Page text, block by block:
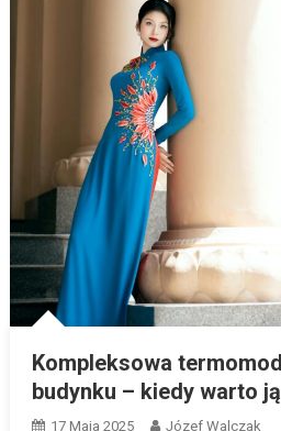
Kompleksowa
budynku – kiedy warto
17 Maja 2025 Józef Walczak